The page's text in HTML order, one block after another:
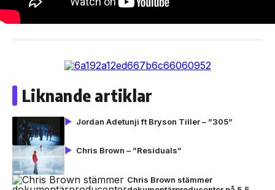
Liknande artiklar
Jordan Adetunji ft Bryson Tiller – ”305”
Chris Brown – ”Residuals”
Chris Brown stämmer